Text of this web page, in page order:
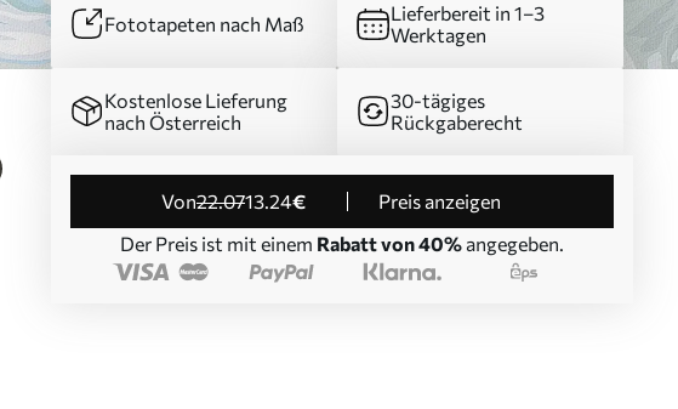
Fototapeten nach Maß
Lieferbereit in 1–3
Werktagen
Kostenlose Lieferung
nach Österreich
30-tägiges
Rückgaberecht
von22.0713.24€
Preis anzeigen
Der Preis ist mit einem Rabatt von 40% angegeben.